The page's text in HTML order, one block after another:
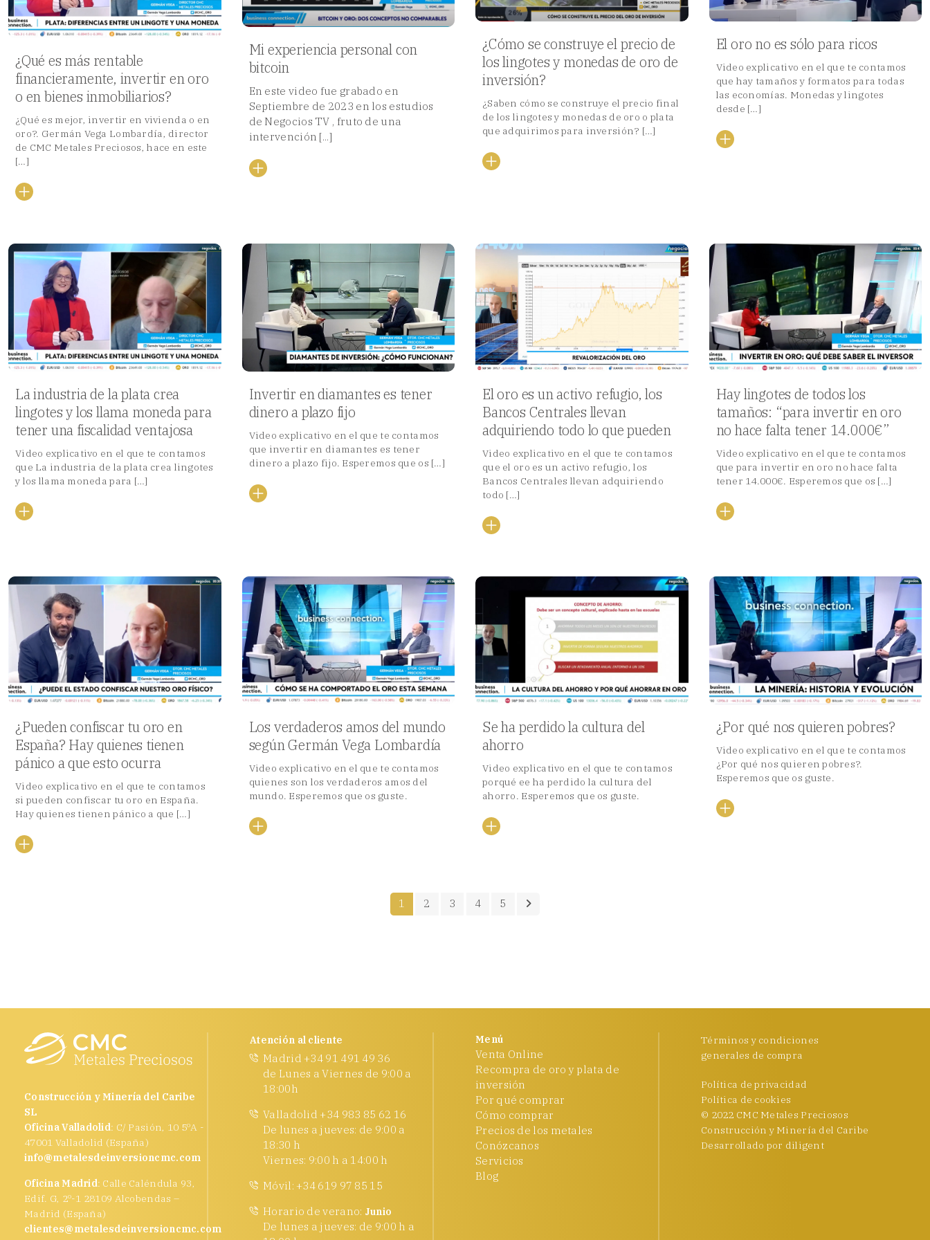
¿Qué es más rentable
financieramente, invertir en oro
o en bienes inmobiliarios?
¿Qué es mejor, invertir en vivienda o en
oro?. Germán Vega Lombardía, director
de CMC Metales Preciosos, hace en este
[…]
Mi experiencia personal con
bitcoin
En este video fue grabado en
Septiembre de 2023 en los estudios
de Negocios TV , fruto de una
intervención [...]
¿Cómo se construye el precio de
los lingotes y monedas de oro de
inversión?
¿Saben cómo se construye el precio final
de los lingotes y monedas de oro o plata
que adquirimos para inversión? […]
El oro no es sólo para ricos
Video explicativo en el que te contamos
que hay tamaños y formatos para todas
las economías. Monedas y lingotes
desde […]
La industria de la plata crea
lingotes y los llama moneda para
tener una fiscalidad ventajosa
Video explicativo en el que te contamos
que La industria de la plata crea lingotes
y los llama moneda para […]
Invertir en diamantes es tener
dinero a plazo fijo
Video explicativo en el que te contamos
que invertir en diamantes es tener
dinero a plazo fijo. Esperemos que os […]
El oro es un activo refugio, los
Bancos Centrales llevan
adquiriendo todo lo que pueden
Video explicativo en el que te contamos
que el oro es un activo refugio, los
Bancos Centrales llevan adquiriendo
todo […]
Hay lingotes de todos los
tamaños: “para invertir en oro
no hace falta tener 14.000€”
Video explicativo en el que te contamos
que para invertir en oro no hace falta
tener 14.000€. Esperemos que os […]
¿Pueden confiscar tu oro en
España? Hay quienes tienen
pánico a que esto ocurra
Video explicativo en el que te contamos
si pueden confiscar tu oro en España.
Hay quienes tienen pánico a que […]
Los verdaderos amos del mundo
según Germán Vega Lombardía
Video explicativo en el que te contamos
quienes son los verdaderos amos del
mundo. Esperemos que os guste.
Se ha perdido la cultura del
ahorro
Video explicativo en el que te contamos
porqué ee ha perdido la cultura del
ahorro. Esperemos que os guste.
¿Por qué nos quieren pobres?
Video explicativo en el que te contamos
¿Por qué nos quieren pobres?.
Esperemos que os guste.
1 2 3 4 5
Construcción y Minería del Caribe
SL
Oficina Valladolid: C/ Pasión, 10 5ºA -
47001 Valladolid (España)
info@metalesdeinversioncmc.com
Oficina Madrid: Calle Caléndula 93,
Edif. G, 2º-1 28109 Alcobendas –
Madrid (España)
clientes@metalesdeinversioncmc.com
Atención al cliente
Madrid +34 91 491 49 36
de Lunes a Viernes de 9:00 a
18:00h
Valladolid +34 983 85 62 16
De lunes a jueves: de 9:00 a
18:30 h
Viernes: 9:00 h a 14:00 h
Móvil: +34 619 97 85 15
Horario de verano: Junio
De lunes a jueves: de 9:00 h a
Menú
Venta Online
Recompra de oro y plata de
inversión
Por qué comprar
Cómo comprar
Precios de los metales
Conózcanos
Servicios
Blog
Términos y condiciones
generales de compra
Política de privacidad
Política de cookies
© 2022 CMC Metales Preciosos
Construcción y Minería del Caribe
Desarrollado por diligent